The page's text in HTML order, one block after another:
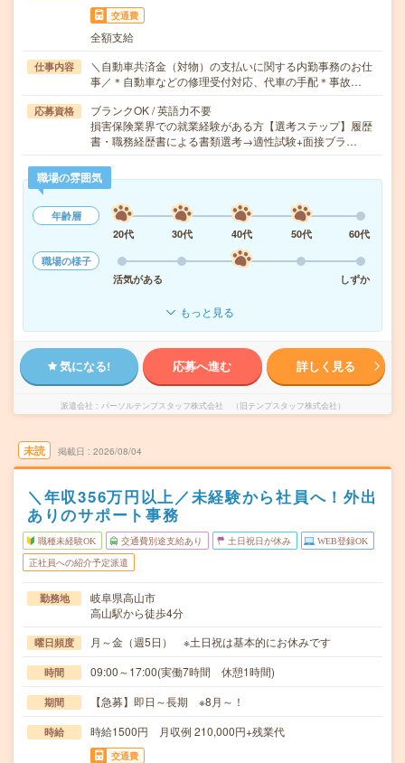
交通費
全額支給
仕事内容
＼自動車共済金（対物）の支払いに関する内勤事務のお仕
事／＊自動車などの修理受付対応、代車の手配＊事故…
応募資格
ブランクOK / 英語力不要
損害保険業界での就業経験がある方【選考ステップ】履歴
書・職務経歴書による書類選考→適性試験+面接ブラ…
職場の雰囲気
年齢層
20代
30代 40代 50代
60代
職場の様子
活気がある
しずか
もっと見る
気になる! 応募へ進む 詳しく見る
派遣会社 パーソルテンプスタッフ株式会社 （旧テンプスタッフ株式会社）
未読 掲載日 2026/08/04
＼年収356万円以上／未経験から社員へ！外出
ありのサポート事務
職種未経験OK 交通費別途支給あり 土日祝日が休み WEB登録OK
正社員への紹介予定派遣
勤務地
岐阜県高山市
高山駅から徒歩4分
曜日頻度 月～金（週5日） ※土日祝は基本的にお休みです
時間 09:00～17:00(実働7時間 休憩1時間)
期間 【急募】即日～長期 ※8月～！
時給 時給1500円 月収例 210,000円+残業代
交通費